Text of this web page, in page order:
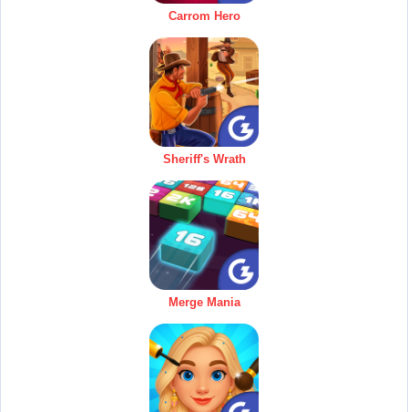
Carrom Hero
Sheriff's Wrath
Merge Mania